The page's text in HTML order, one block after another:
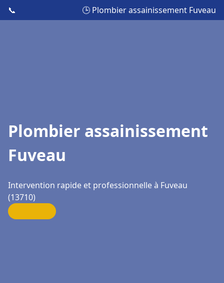
📞 🕒 Plombier assainissement Fuveau
Plombier assainissement
Fuveau
Intervention rapide et professionnelle à Fuveau
(13710)